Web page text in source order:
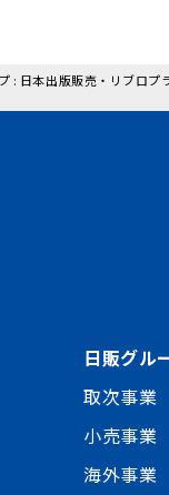
: 日本出版販売・リブロ
日販グル
取次事業
小売事業
海外事業